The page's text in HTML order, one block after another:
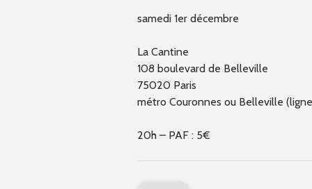
samedi 1er décembre
La Cantine
108 boulevard de Belleville
75020 Paris
métro Couronnes ou Belleville
20h – PAF : 5€